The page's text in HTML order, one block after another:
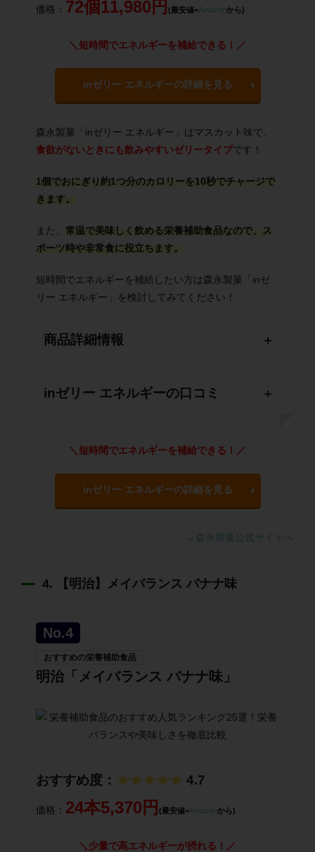
価格： 72個11,980円 (最安値=Amazonから)
＼短時間でエネルギーを補給できる！／
inゼリー エネルギーの詳細を見る
森永製菓「inゼリー エネルギー」はマスカット味で、
食欲がないときにも飲みやすいゼリータイプです！
1個でおにぎり約1つ分のカロリーを10秒でチャージで
きます。
また、 常温で美味しく飲める栄養補助食品なので、ス
ポーツ時や非常食に役立ちます。
短時間でエネルギーを補給したい方は森永製菓「inゼ
リー エネルギー」を検討してみてください！
商品詳細情報
inゼリー エネルギーの口コミ
＼短時間でエネルギーを補給できる！／
inゼリー エネルギーの詳細を見る
→森永製菓公式サイトへ
4. 【明治】メイバランス バナナ味
No.4
おすすめの栄養補助食品
明治「メイバランス バナナ味」
おすすめ度： ★★★★★ 4.7
価格： 24本5,370円 (最安値=Amazonから)
＼少量で高エネルギーが摂れる！／